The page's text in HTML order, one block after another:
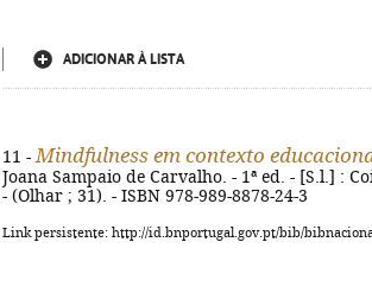
ADICIONAR À LISTA
11 - Mindfulness em contexto
Joana Sampaio de Carvalho. - 1ª ed. - [S.l.] :
- (Olhar ; 31). - ISBN 978-989-8878-24-3
Link persistente: http://id.bnportugal.gov.pt/bib/